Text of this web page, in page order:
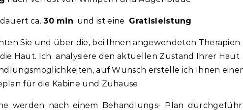
dauert ca.30 min. und ist eine Gratisleistung
Sie und über die, bei Ihnen angewendeten Therapien
Haut. Ich analysiere den aktuellen Zustand Ihrer Haut
auf Wunsch erstelle ich Ihnen
für die Kabine und Zuhause.
werden nach einem Behandlungs- Plan